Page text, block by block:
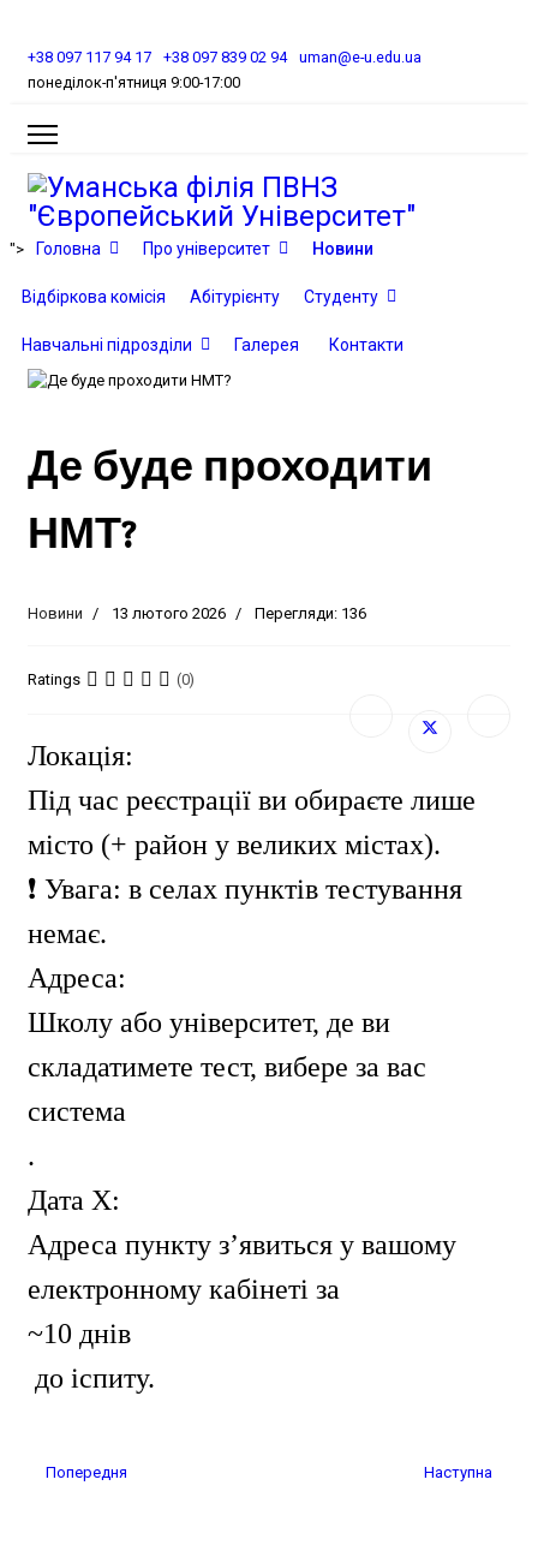
+38 097 117 94 17 +38 097 839 02 94
uman@e-u.edu.ua
понеділок-п'ятниця 9:00-17:00
"> Головна Про університет Новини
Відбіркова комісія Абітурієнту Студенту
Навчальні підрозділи Галерея Контакти
Де буде проходити
НМТ?
Новини 13 лютого 2026 Перегляди: 136
Ratings (0)
Локація:
Під час реєстрації ви обираєте лише
місто (+ район у великих містах).
❗️ Увага: в селах пунктів тестування
немає.
Адреса:
Школу або університет, де ви
складатимете тест, вибере за вас
система
.
Дата Х:
Адреса пункту з’явиться у вашому
електронному кабінеті за
~10 днів
до іспиту.
Попередня стаття: Перевірка документів
Попередня Наступна
Наступна